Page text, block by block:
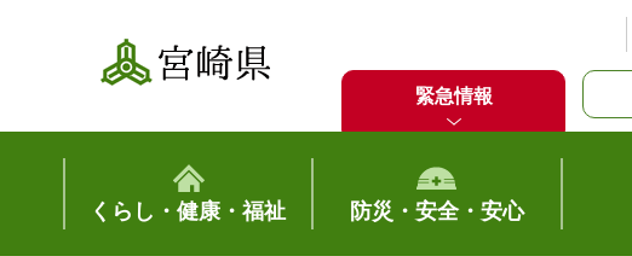
宮崎県
緊急情報
くらし・健康・福祉 防災・安全・安心